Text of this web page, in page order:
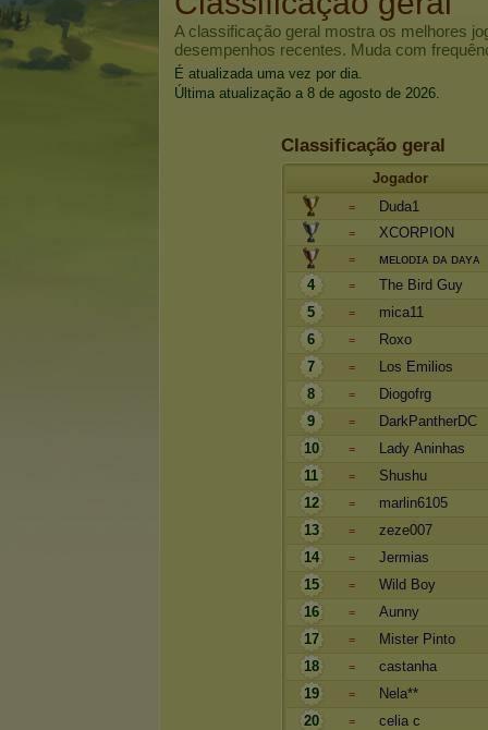
A classificação geral mostra os melhores
desempenhos recentes. Muda com
É atualizada uma vez por dia.
Última atualização a 8 de agosto de 2026.
Classificação geral
Jogador
= Duda1
= XCORPION
=
ᴍᴇʟoᴅɪᴀ ᴅᴀ ᴅᴀʏᴀ
4
=
The Bird Guy
5
=
mica11
6
=
Roxo
7
=
Los Emilios
8
=
Diogofrg
9
=
DarkPantherDC
10
=
Lady Aninhas
11
=
Shushu
12
=
marlin6105
13
=
zeze007
14
=
Jermias
15
=
Wild Boy
16
=
Aunny
17
=
Mister Pinto
18
=
castanha
19
=
Nela**
20
= celia c